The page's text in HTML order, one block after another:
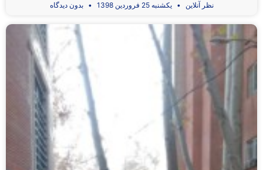
نظر آنلاین یکشنبه 25 فروردین 1398 بدون دیدگاه